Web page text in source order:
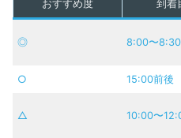
おすすめ度 到着
◎ 8:00〜8:30
○ 15:00前後
△ 10:00〜